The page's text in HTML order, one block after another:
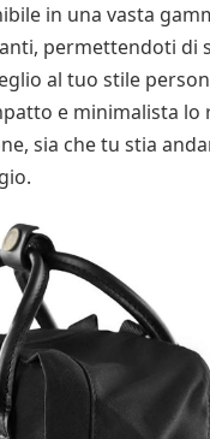
in una vasta
permettendoti di
al tuo stile
e minimalista lo
sia che tu stia